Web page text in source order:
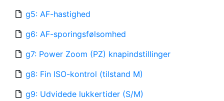
g5: AF-hastighed
g6: AF-sporingsfølsomhed
g7: Power Zoom (PZ) knapindstillinger
g8: Fin ISO-kontrol (tilstand M)
g9: Udvidede lukkertider (S/M)